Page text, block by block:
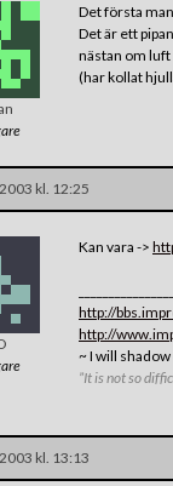
Det första
Det är ett
nästan om luft
(har kollat
kl. 12:25
Kan vara ->
http://
http://
~ I will
”It is not so
kl. 13:13